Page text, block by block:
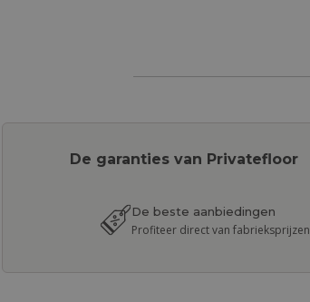
De garanties van Privatefloor
De beste aanbiedingen
Profiteer direct van fabrieksprijzen